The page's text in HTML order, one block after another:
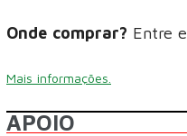
Onde comprar? Entre
Mais informações.
APOIO